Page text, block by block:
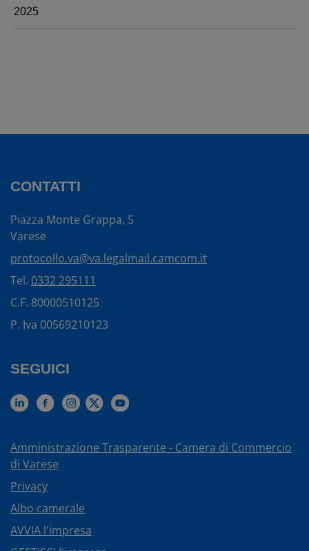
2025
CONTATTI
Piazza Monte Grappa, 5
Varese
protocollo.va@va.legalmail.camcom.it
Tel. 0332 295111
C.F. 80000510125
P. Iva 00569210123
SEGUICI
Amministrazione Trasparente - Camera di Commercio
di Varese
Privacy
Albo camerale
AVVIA l'impresa